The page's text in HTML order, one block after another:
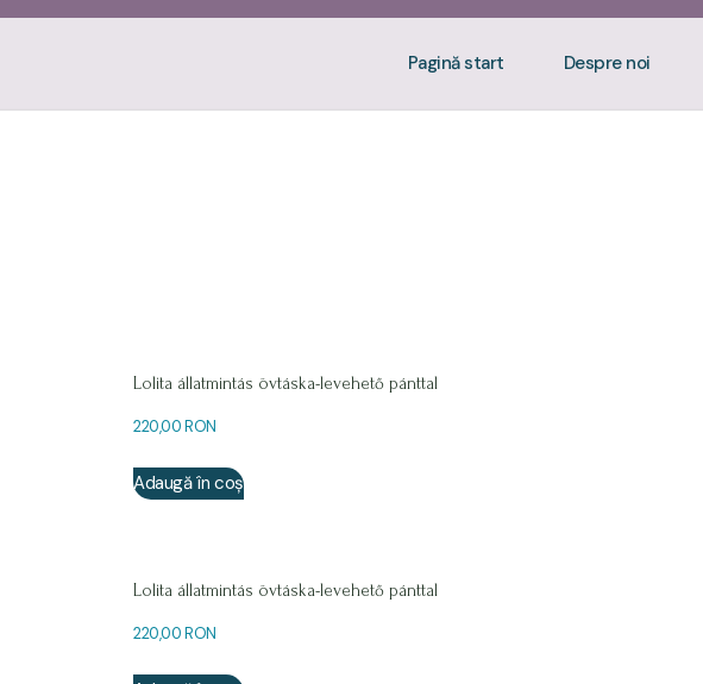
Pagină start Despre noi
Lolita állatmintás övtáska-levehető pánttal
220,00RON
Adaugă în coș
Lolita állatmintás övtáska-levehető pánttal
220,00RON